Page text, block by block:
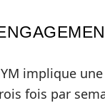
implique
fois par